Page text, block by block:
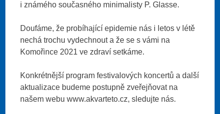
i známého současného minimalisty P. Glasse.
Doufáme, že probíhající epidemie nás i letos v létě
nechá trochu vydechnout a že se s vámi na
Komořince 2021 ve zdraví setkáme.
Konkrétnější program festivalových koncertů a další
aktualizace budeme postupně zveřejňovat na
našem webu www.akvarteto.cz, sledujte nás.